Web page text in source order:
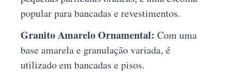
popular para bancadas e revestimentos.
Granito Amarelo Ornamental: Com uma
base amarela e granulação variada, é
utilizado em bancadas e pisos.